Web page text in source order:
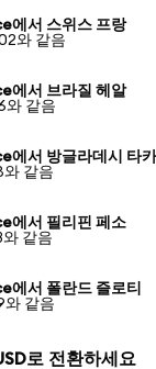
에서 스위스 프랑
와 같음
에서 브라질 헤알
와 같음
에서 방글라데시 타카
와 같음
에서 필리핀 페소
같음
에서 폴란드 즐로티
와 같음
로 전환하세요